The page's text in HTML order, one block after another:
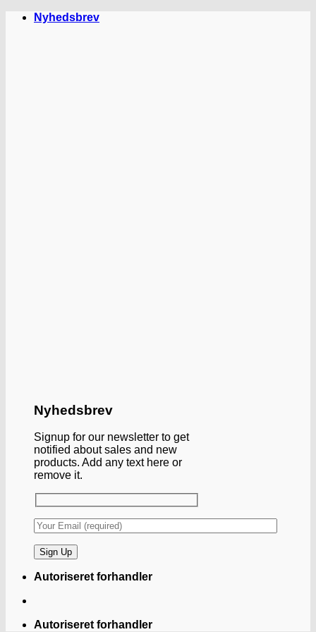
FortsætNyhedsbrev
Nyhedsbrev
Signup for our newsletter to get
notified about sales and new
products. Add any text here or
remove it.
Autoriseret forhandler
Autoriseret forhandler